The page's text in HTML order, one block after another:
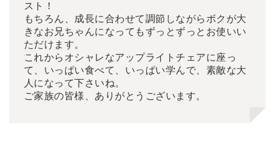
スト！
もちろん、成長に合わせて調節しながらボクが大
きなお兄ちゃんになってもずっとずっとお使いい
ただけます。
これからオシャレなアップライトチェアに座っ
て、いっぱい食べて、いっぱい学んで、素敵な大
人になって下さいね。
ご家族の皆様、ありがとうございます。